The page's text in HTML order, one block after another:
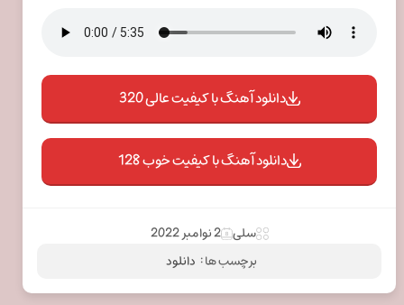
دانلود آهنگ با کیفیت عالی 320
دانلود آهنگ با کیفیت خوب 128
سلی 2 نوامبر 2022
برچسب ها : دانلود